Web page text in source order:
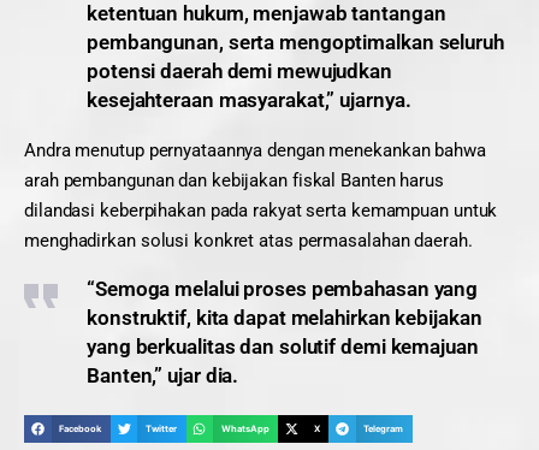
ketentuan hukum, menjawab tantangan
pembangunan, serta mengoptimalkan seluruh
potensi daerah demi mewujudkan
kesejahteraan masyarakat,” ujarnya.
Andra menutup pernyataannya dengan menekankan bahwa
arah pembangunan dan kebijakan fiskal Banten harus
dilandasi keberpihakan pada rakyat serta kemampuan untuk
menghadirkan solusi konkret atas permasalahan daerah.
“Semoga melalui proses pembahasan yang
konstruktif, kita dapat melahirkan kebijakan
yang berkualitas dan solutif demi kemajuan
Banten,” ujar dia.
Facebook Twitter WhatsApp X Telegram